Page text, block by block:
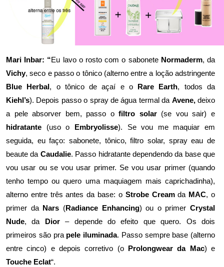
Mari Inbar: “Eu lavo o rosto com o sabonete Normaderm, da
Vichy, seco e passo o tônico (alterno entre a loção adstringente
Blue Herbal, o tônico de açaí e o Rare Earth, todos da
Kiehl’s). Depois passo o spray de água termal da Avene,deixo
a pele absorver bem, passo ofiltro solar(se vou sair) e
hidratante (uso o Embryolisse). Se vou me maquiar em
seguida, eu faço: sabonete, tônico, filtro solar, spray eau de
beaute da Caudalie. Passo hidratante dependendo da base que
vou usar ou se vou usar primer. Se vou usar primer (quando
tenho tempo ou quero uma maquiagem mais caprichadinha),
alterno entre três antes da base: o Strobe Creamda MAC, o
primer da Nars (Radiance Enhancing) ou o primer Crystal
Nude, da Dior– depende do efeito que quero. Os dois
primeiros são pra pele iluminada. Passo sempre base (alterno
entre cinco) e depois corretivo (o Prolongwear da Mac) e
Touche Eclat“.